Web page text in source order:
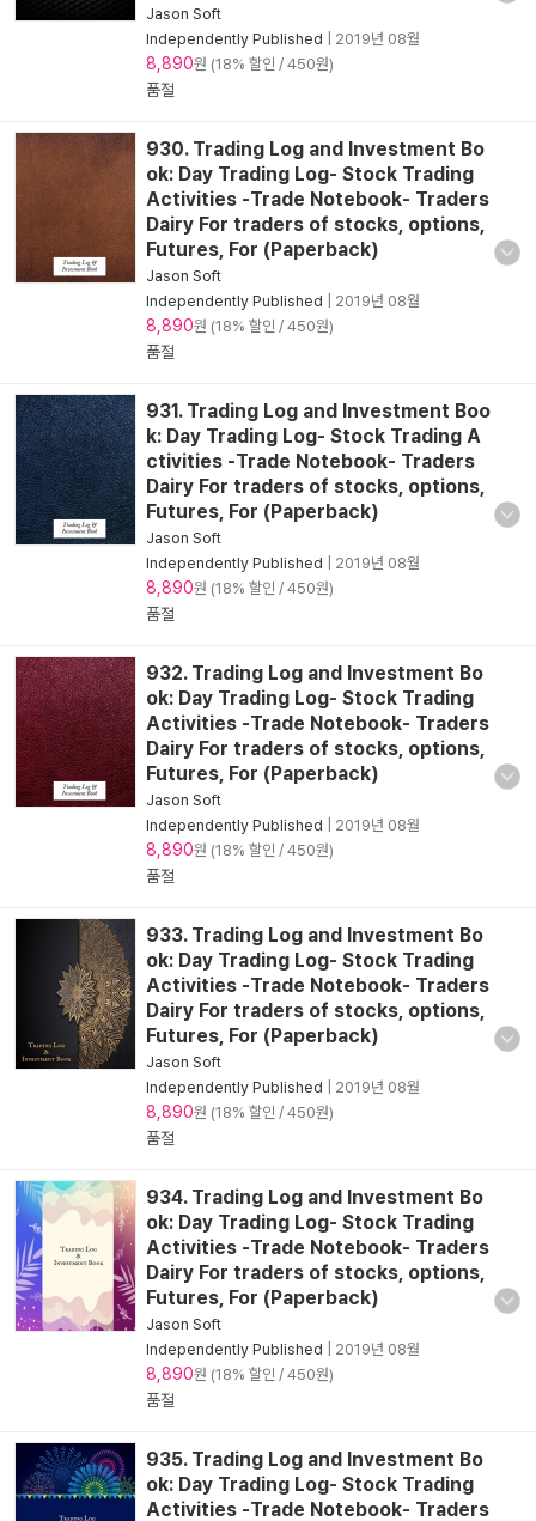
Jason Soft
Independently Published
2019년 08월
8,890원 (18% 할인 / 450원)
품절
930. Trading Log and Investment Bo
ok: Day Trading Log- Stock Trading
Activities -Trade Notebook- Traders
Dairy For traders of stocks, options,
Futures, For (Paperback)
Jason Soft
Independently Published
2019년 08월
8,890원 (18% 할인 / 450원)
품절
931. Trading Log and Investment Boo
k: Day Trading Log- Stock Trading A
ctivities -Trade Notebook- Traders
Dairy For traders of stocks, options,
Futures, For (Paperback)
Jason Soft
Independently Published
2019년 08월
8,890원 (18% 할인 / 450원)
품절
932. Trading Log and Investment Bo
ok: Day Trading Log- Stock Trading
Activities -Trade Notebook- Traders
Dairy For traders of stocks, options,
Futures, For (Paperback)
Jason Soft
Independently Published
2019년 08월
8,890원 (18% 할인 / 450원)
품절
933. Trading Log and Investment Bo
ok: Day Trading Log- Stock Trading
Activities -Trade Notebook- Traders
Dairy For traders of stocks, options,
Futures, For (Paperback)
Jason Soft
Independently Published
2019년 08월
8,890원 (18% 할인 / 450원)
품절
934. Trading Log and Investment Bo
ok: Day Trading Log- Stock Trading
Activities -Trade Notebook- Traders
Dairy For traders of stocks, options,
Futures, For (Paperback)
Jason Soft
Independently Published
2019년 08월
8,890원 (18% 할인 / 450원)
품절
935. Trading Log and Investment Bo
ok: Day Trading Log- Stock Trading
Activities -Trade Notebook- Traders